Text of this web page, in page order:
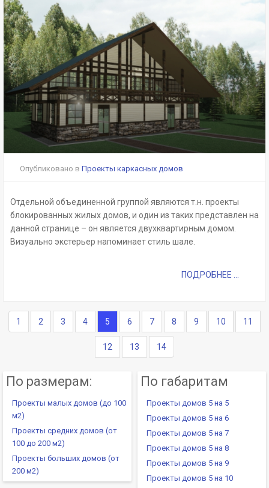
Опубликовано в Проекты каркасных домов
Отдельной объединенной группой являются т.н. проекты
блокированных жилых домов, и один из таких представлен на
данной странице – он является двухквартирным домом.
Визуально экстерьер напоминает стиль шале.
ПОДРОБНЕЕ ...
1 2 3 4 5 6 7 8 9 10 11
12 13 14
По размерам:
Проекты малых домов (до 100
м2)
Проекты средних домов (от
100 до 200 м2)
Проекты больших домов (от
200 м2)
По габаритам
Проекты домов 5 на 5
Проекты домов 5 на 6
Проекты домов 5 на 7
Проекты домов 5 на 8
Проекты домов 5 на 9
Проекты домов 5 на 10